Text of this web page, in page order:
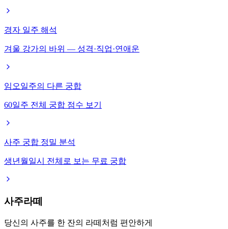
경자 일주 해석
겨울 강가의 바위 — 성격·직업·연애운
임오일주의 다른 궁합
60일주 전체 궁합 점수 보기
사주 궁합 정밀 분석
생년월일시 전체로 보는 무료 궁합
사주라떼
당신의 사주를 한 잔의 라떼처럼 편안하게